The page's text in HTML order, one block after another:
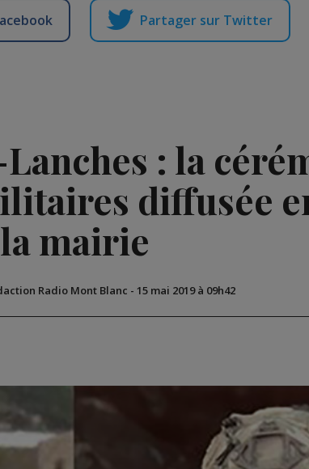
Partager sur Twitter
: la
diffusée
la mairie
Radio Mont Blanc - 15 mai 2019 à 09h42